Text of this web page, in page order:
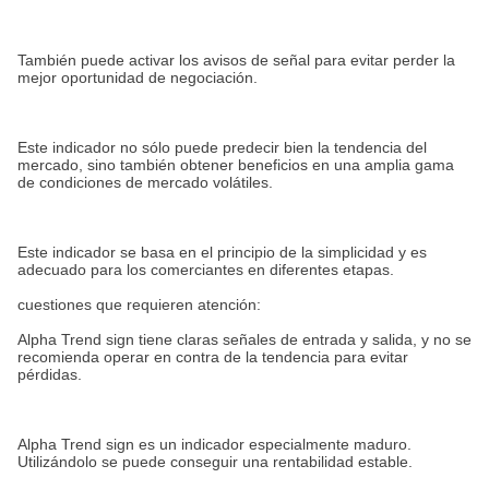
También puede activar los avisos de señal para evitar perder la
mejor oportunidad de negociación.
Este indicador no sólo puede predecir bien la tendencia del
mercado, sino también obtener beneficios en una amplia gama
de condiciones de mercado volátiles.
Este indicador se basa en el principio de la simplicidad y es
adecuado para los comerciantes en diferentes etapas.
cuestiones que requieren atención:
Alpha Trend sign tiene claras señales de entrada y salida, y no se
recomienda operar en contra de la tendencia para evitar
pérdidas.
Alpha Trend sign es un indicador especialmente maduro.
Utilizándolo se puede conseguir una rentabilidad estable.